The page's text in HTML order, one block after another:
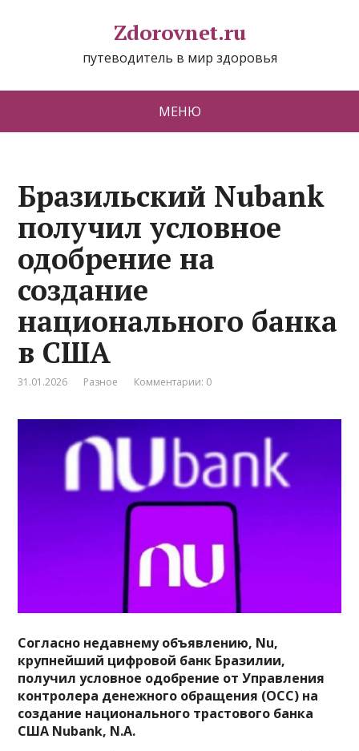
Zdorovnet.ru
путеводитель в мир здоровья
МЕНЮ
Бразильский Nubank
получил условное
одобрение на
создание
национального банка
в США
31.01.2026 Разное Комментарии: 0
Согласно недавнему объявлению, Nu,
крупнейший цифровой банк Бразилии,
получил условное одобрение от Управления
контролера денежного обращения (OCC) на
создание национального трастового банка
США Nubank, N.A.